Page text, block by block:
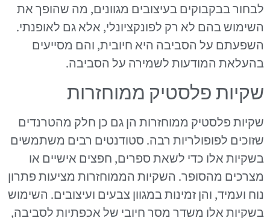
לבחור בבקבוקים בעיצובים מגוונים, מה שהופך את
השימוש בהם לא רק לפונקציונלי, אלא גם לאופנתי.
השפעתם על הסביבה היא חיובית, והם מסייעים
בהעלאת המודעות לשמירה על הסביבה.
שקיות פלסטיק ממוחזרות
שקיות פלסטיק ממוחזרות הן גם כן חלק מהטרנדים
שזוכים לפופולריות רבה. סטודנטים רבים משתמשים
בשקיות אלו כדי לשאת ספרים, חפצים אישיים או
מצרכים מהסופר. השקיות הממוחזרות מציעות פתרון
נוח ועמיד, והן זמינות במגוון צבעים ועיצובים. השימוש
בשקיות אלו משדר מסר חיובי של אכפתיות לסביבה,